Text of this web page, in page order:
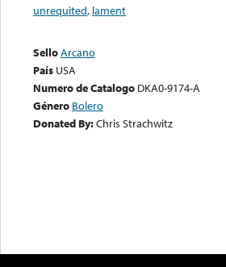
unrequited, lament
SelloArcano
País USA
Numero de Catalogo DKA0-9174-A
Género Bolero
Donated By:Chris Strachwitz